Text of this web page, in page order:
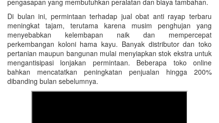
pengasapan yang membutuhkan peralatan dan biaya tambahan.
Di bulan ini, permintaan terhadap jual obat anti rayap terbaru
meningkat tajam, terutama karena musim penghujan yang
menyebabkan kelembapan naik dan mempercepat
perkembangan koloni hama kayu. Banyak distributor dan toko
pertanian maupun bangunan mulai menyiapkan stok ekstra untuk
mengantisipasi lonjakan permintaan. Beberapa toko online
bahkan mencatatkan peningkatan penjualan hingga 200%
dibanding bulan sebelumnya.